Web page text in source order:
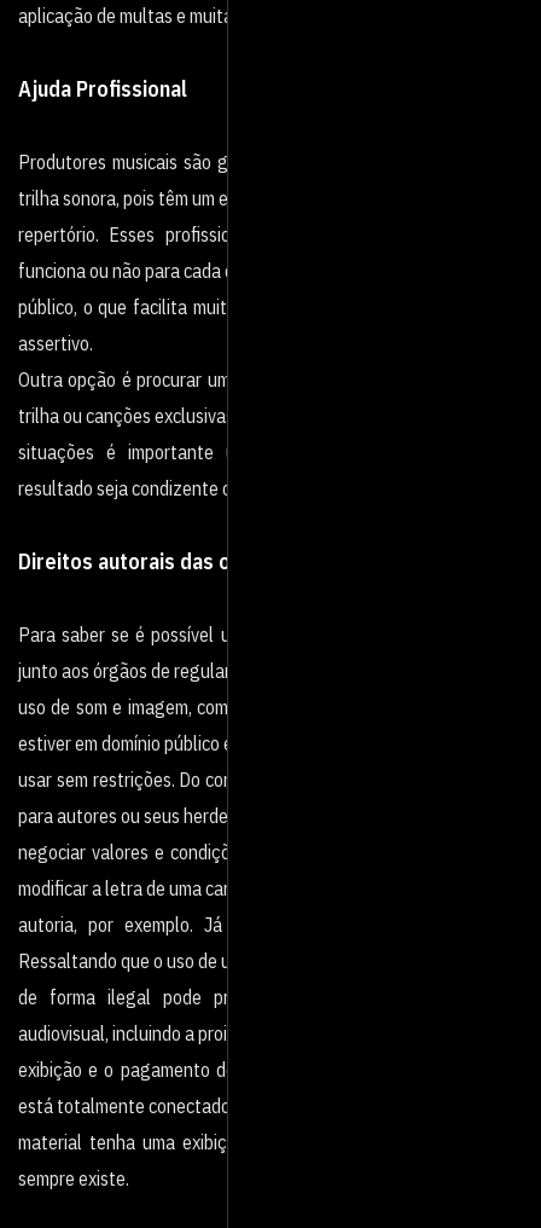
aplicação de multas e muita dor de cabeça.
Ajuda Profissional
Produtores musicais são grandes aliados na hora de escolher a
trilha sonora, pois têm um extenso
repertório. Esses profissionais, por experiência, sabem o que
funciona ou não para cada contexto e
público, o que facilita muito o processo e garante que seja mais
assertivo.
Outra opção é procurar um compositor para que seja criada uma
trilha ou canções exclusivas. Em ambas
situações é importante um briefing bem feito para que o
resultado seja condizente com o esperado.
Direitos autorais das obras
Para saber se é possível usar determinada obra, vale pesquisar
junto aos órgãos de regulamentação de
uso de som e imagem, como o ECAD. Se a composição escolhida
estiver em domínio público é possível
usar sem restrições. Do contrário, é necessário pedir autorização
para autores ou seus herdeiros e
negociar valores e condições. Têm compositores que autorizam
modificar a letra de uma canção de sua
autoria, por exemplo. Já outros não permitem essa prática.
Ressaltando que o uso de uma composição
de forma ilegal pode prejudicar a carreira de um produto
audiovisual, incluindo a proibição de sua
exibição e o pagamento de indenizações e multas. Hoje mundo
está totalmente conectado e ainda que o
material tenha uma exibição restrita, o risco de uma autuação
sempre existe.